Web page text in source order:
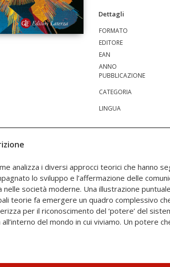
Dettagli
FORMATO
EDITORE
EAN
ANNO
PUBBLICAZIONE
CATEGORIA
LINGUA
analizza i diversi approcci teorici che hanno
lo sviluppo e l’affermazione delle
nelle società moderne. Una illustrazione
teorie fa emergere un quadro complessivo
per il riconoscimento del ‘potere’ del
all’interno del mondo in cui viviamo. Un potere
sia riguardo ai singoli individui – nei
della realtà – sia rispetto ad altri
di accedere alle risorse del sistema
determinati obiettivi (visibilità,